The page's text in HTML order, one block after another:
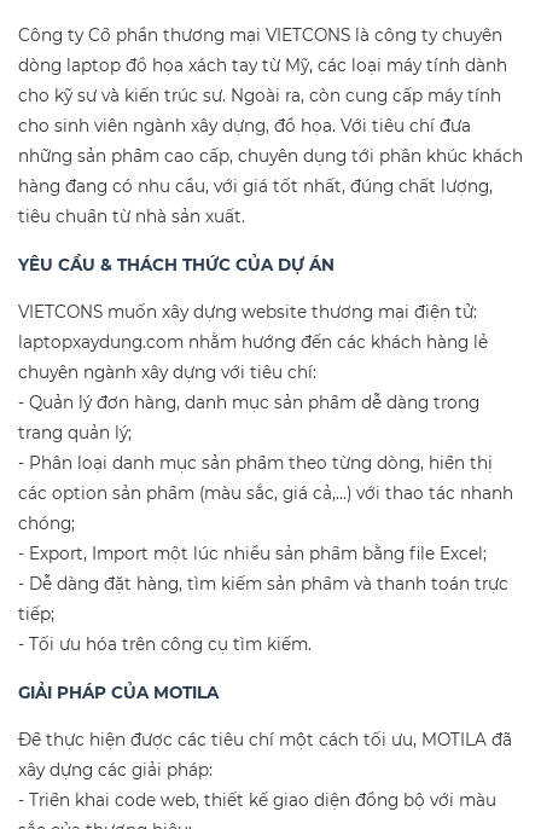
Công ty Cổ phần thương mại VIETCONS là công ty chuyên
dòng laptop đồ họa xách tay từ Mỹ, các loại máy tính dành
cho kỹ sư và kiến trúc sư. Ngoài ra, còn cung cấp máy tính
cho sinh viên ngành xây dựng, đồ họa. Với tiêu chí đưa
những sản phẩm cao cấp, chuyên dụng tới phân khúc khách
hàng đang có nhu cầu, với giá tốt nhất, đúng chất lượng,
tiêu chuẩn từ nhà sản xuất.
YÊU CẦU & THÁCH THỨC CỦA DỰ ÁN
VIETCONS muốn xây dựng website thương mại điện tử:
laptopxaydung.com nhằm hướng đến các khách hàng lẻ
chuyên ngành xây dựng với tiêu chí:
- Quản lý đơn hàng, danh mục sản phẩm dễ dàng trong
trang quản lý;
- Phân loại danh mục sản phẩm theo từng dòng, hiển thị
các option sản phẩm (màu sắc, giá cả,...) với thao tác nhanh
chóng;
- Export, Import một lúc nhiều sản phẩm bằng file Excel;
- Dễ dàng đặt hàng, tìm kiếm sản phẩm và thanh toán trực
tiếp;
- Tối ưu hóa trên công cụ tìm kiếm.
GIẢI PHÁP CỦA MOTILA
Để thực hiện được các tiêu chí một cách tối ưu, MOTILA đã
xây dựng các giải pháp:
- Triển khai code web, thiết kế giao diện đồng bộ với màu